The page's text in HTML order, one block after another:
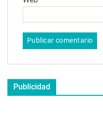
Publicidad